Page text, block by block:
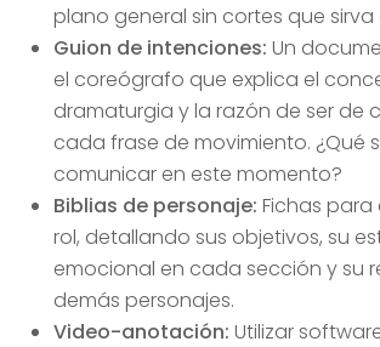
plano general sin cortes que sirva
Guion de intenciones: Un
el coreógrafo que explica el
dramaturgia y la razón de ser de
cada frase de movimiento. ¿Qué
comunicar en este momento?
Biblias de personaje: Fichas
rol, detallando sus objetivos, su
emocional en cada sección y su
demás personajes.
Video-anotación: Utilizar